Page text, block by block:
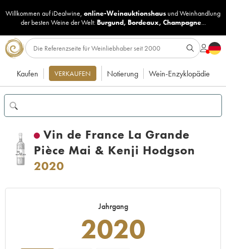
Willkommen auf iDealwine, online-Weinauktionshaus undWeinhandlung
der besten Weine der Welt: Burgund, Bordeaux, Champagne...
Kaufen VERKAUFEN Notierung Wein-Enzyklopädie
Vin de France La Grande
Pièce Mai & Kenji Hodgson
2020
Jahrgang
2020